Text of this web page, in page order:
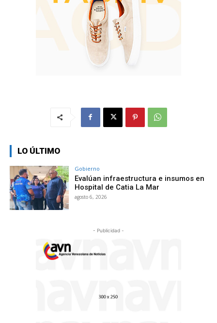
LO ÚLTIMO
Gobierno
Evalúan infraestructura e insumos en
Hospital de Catia La Mar
agosto 6, 2026
- Publicidad -